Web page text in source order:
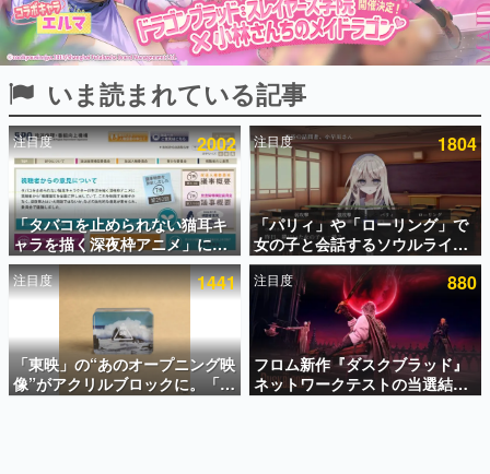
ピックアップ
電ファミのいま読まれている記事ランキング
アプリセール情報
インタビュー
連載・特集一覧
殿堂入り記事
SNS拡散数が数千以上！ ページビュー数万以上！ などな
ど。多くの人々に読まれた、電ファミ渾身の“殿堂入り”記
事をまとめました。
いま読まれている記事
注目度 2002
「タバコを止められない猫耳キ
ャラを描く深夜枠アニメ」に視
聴者の一部から批判意見。違法
薬物の使用と思しき描写も含め
て、BPOが議論を交わす
注目度 1804
「パリィ」や「ローリング」で
女の子と会話するソウルライク
恋愛ゲーム『小早川さんはソウ
ルライク』無料公開。返事に失
敗すると「YOU DIED」
注目度 1441
「東映」の“あのオープニング映
像”がアクリルブロックに。「東
映ヒストリカル グッズコレクシ
注目度 880
フロム新作『ダスクブラッド』
ネットワークテストの当選結果
が8月7日22時に発表。応募サイ